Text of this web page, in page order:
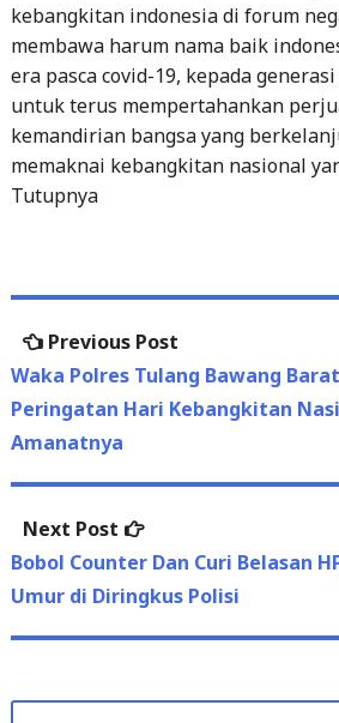
kebangkitan indonesia di forum
membawa harum nama baik
era pasca covid-19, kepada
untuk terus mempertahankan
kemandirian bangsa yang
memaknai kebangkitan nasional
Tutupnya
Post
navigation
Previous PostPrevious
post:
Waka Polres Tulang Bawang
Peringatan Hari Kebangkitan
Amanatnya
Next Post
Next
post:
Bobol Counter Dan Curi Belasan
Umur di Diringkus Polisi